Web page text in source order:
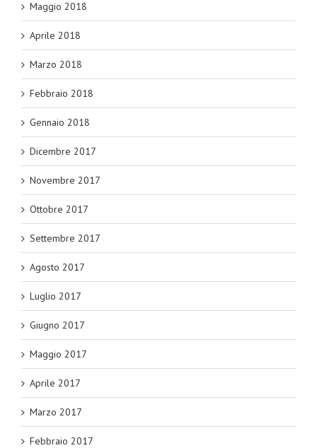
Maggio 2018
Aprile 2018
Marzo 2018
Febbraio 2018
Gennaio 2018
Dicembre 2017
Novembre 2017
Ottobre 2017
Settembre 2017
Agosto 2017
Luglio 2017
Giugno 2017
Maggio 2017
Aprile 2017
Marzo 2017
Febbraio 2017